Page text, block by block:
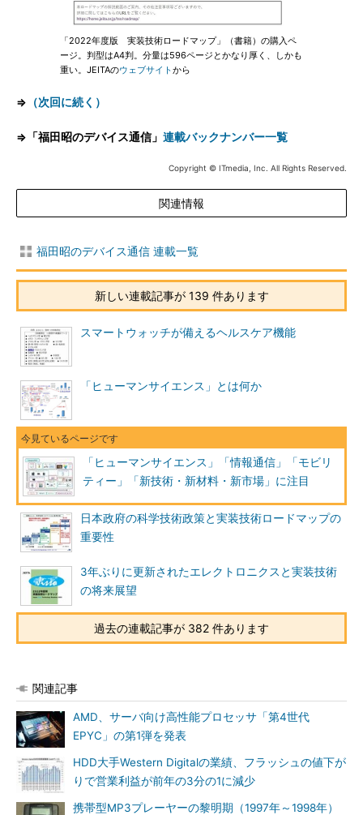
「2022年度版 実装技術ロードマップ」（書籍）の購入ペ
ージ。判型はA4判。分量は596ページとかなり厚く、しかも
重い。JEITAのウェブサイトから
⇒ （次回に続く）
⇒「福田昭のデバイス通信」 連載バックナンバー一覧
Copyright © ITmedia, Inc. All Rights Reserved.
関連情報
福田昭のデバイス通信 連載一覧
新しい連載記事が 139 件あります
スマートウォッチが備えるヘルスケア機能
「ヒューマンサイエンス」とは何か
「ヒューマンサイエンス」「情報通信」「モビリ
ティー」「新技術・新材料・新市場」に注目
日本政府の科学技術政策と実装技術ロードマップの
重要性
3年ぶりに更新されたエレクトロニクスと実装技術
の将来展望
過去の連載記事が 382 件あります
関連記事
AMD、サーバ向け高性能プロセッサ「第4世代
EPYC」の第1弾を発表
HDD大手Western Digitalの業績、フラッシュの値下が
りで営業利益が前年の3分の1に減少
携帯型MP3プレーヤーの黎明期（1997年～1998年）